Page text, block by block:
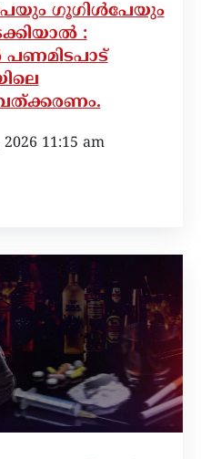
ഗൂഗിൾപേയും
:
പണമിടപാട്
11:15 am